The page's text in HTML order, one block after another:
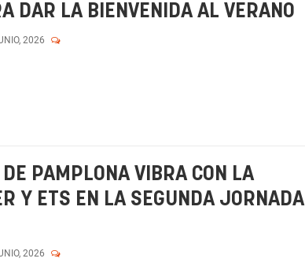
DAR LA BIENVENIDA AL VERANO
2026
PAMPLONA VIBRA CON LA
Y ETS EN LA SEGUNDA JORNADA
2026